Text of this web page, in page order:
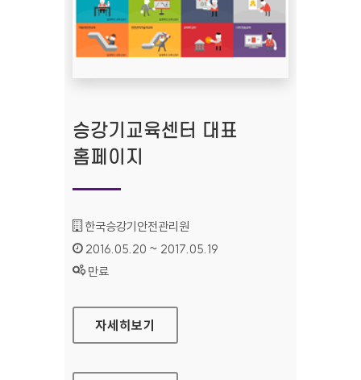
승강기교육센터 대표
홈페이지
기관명 :
한국승강기안전관리원
인증기간 :
2016.05.20 ~ 2017.05.19
상태 :
만료
승강기교육센터 대표 홈페이지
자세히보기